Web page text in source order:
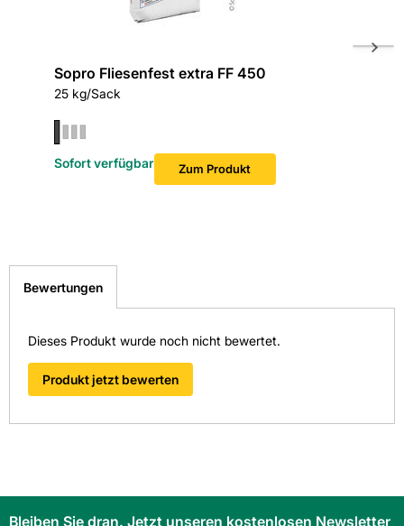
Sopro Fliesenfest extra FF 450
25 kg/Sack
Zum Produkt
Sofort verfügbar
Bewertungen
Dieses Produkt wurde noch nicht bewertet.
Produkt jetzt bewerten
Bleiben Sie dran. Jetzt unseren kostenlosen Newsletter